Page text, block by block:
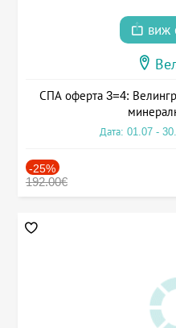
виж
СПА оферта 3=4:
Дата: 01.07 -
-25%
192.00€